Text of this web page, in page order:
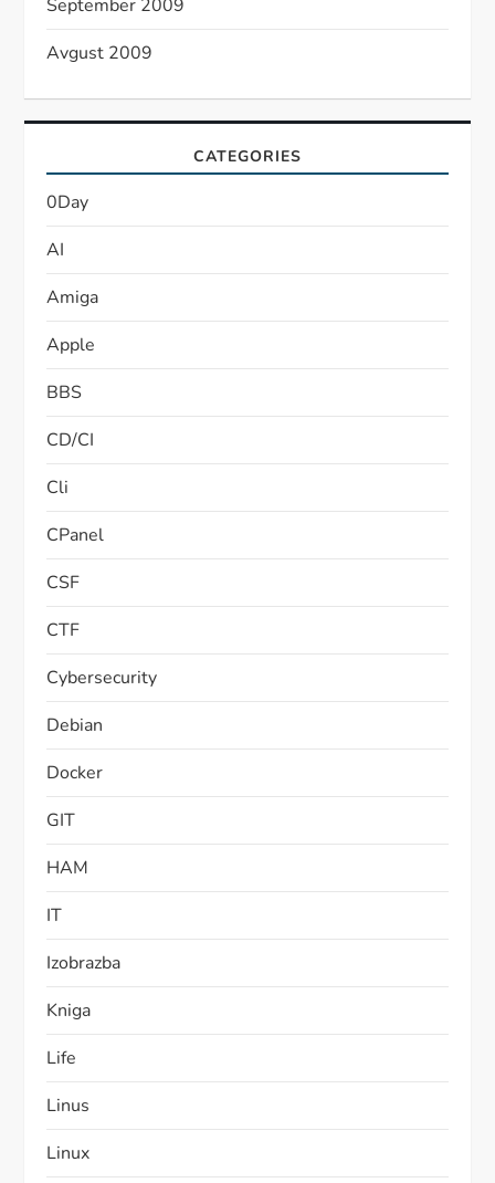
September 2009
Avgust 2009
CATEGORIES
0Day
AI
Amiga
Apple
BBS
CD/CI
Cli
CPanel
CSF
CTF
Cybersecurity
Debian
Docker
GIT
HAM
IT
Izobrazba
Kniga
Life
Linus
Linux